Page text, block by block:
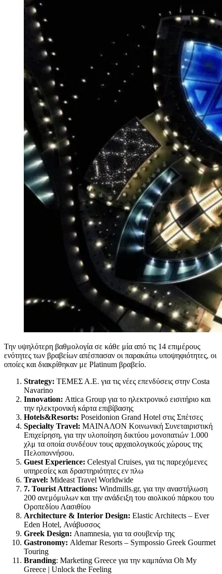
Την υψηλότερη βαθμολογία σε κάθε μία από τις 14 επιμέρους
ενότητες των βραβείων απέσπασαν οι παρακάτω υποψηφιότητες, οι
οποίες και διακρίθηκαν με Platinum βραβείο.
Strategy: ΤΕΜΕΣ Α.Ε. για τις νέες επενδύσεις στην Costa
Navarino
Innovation: Attica Group για το ηλεκτρονικό εισιτήριο και
την ηλεκτρονική κάρτα επιβίβασης
Hotels&Resorts: Poseidonion Grand Hotel στις Σπέτσες
Specialty Travel: ΜΑΙΝΑΛΟΝ Κοινωνική Συνεταιριστική
Επιχείρηση, για την υλοποίηση δικτύου μονοπατιών 1.000
χλμ τα οποία συνδέουν τους αρχαιολογικούς χώρους της
Πελοποννήσου.
Guest Experience: Celestyal Cruises, για τις παρεχόμενες
υπηρεσίες και δραστηριότητες εν πλω
Travel: Mideast Travel Worldwide
7. Tourist Attractions: Windmills.gr, για την αναστήλωση
200 ανεμόμυλων και την ανάδειξη του αιολικού πάρκου του
Οροπεδίου Λασιθίου
Architecture & Interior Design: Elastic Architects – Ever
Eden Hotel, Ανάβυσσος
Greek Design: Anamnesia, για τα σουβενίρ της
Gastronomy: Aldemar Resorts – Sympossio Greek Gourmet
Touring
Branding: Marketing Greece για την καμπάνια Oh My
Greece | Unlock the Feeling